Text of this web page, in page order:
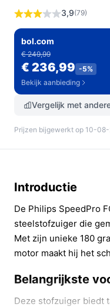
3,9(79)
bol.com
€ 249,99
€ 236,99 -5%
Bekijk aanbieding
Vergelijk met
Prijzen bijgewerkt op 10-
Introductie
De Philips SpeedPro
steelstofzuiger die
Met zijn unieke 180
motor maakt hij het
Belangrijkste
Deze stofzuiger biedt